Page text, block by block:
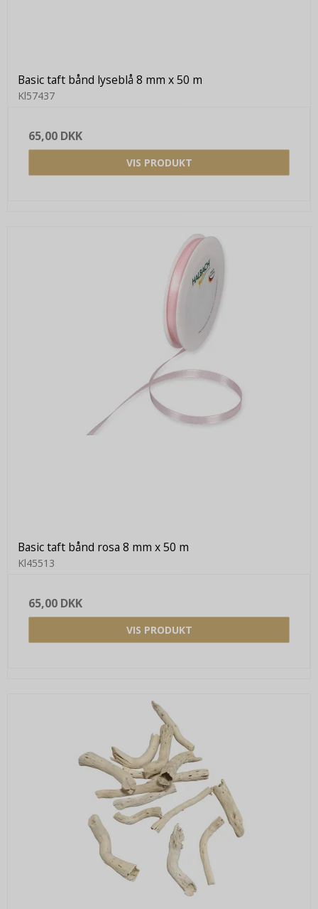
Basic taft bånd lyseblå 8 mm x 50 m
Kl57437
65,00 DKK
VIS PRODUKT
Basic taft bånd rosa 8 mm x 50 m
Kl45513
65,00 DKK
VIS PRODUKT